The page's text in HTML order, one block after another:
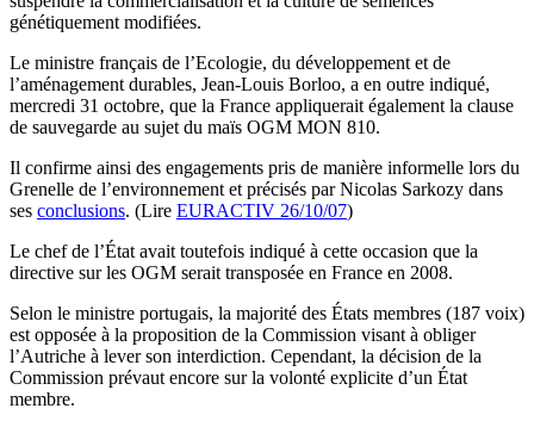
génétiquement modifiées.
Le ministre français de l’Ecologie, du développement et de
l’aménagement durables, Jean-Louis Borloo, a en outre indiqué,
mercredi 31 octobre, que la France appliquerait également la clause
de sauvegarde au sujet du maïs OGM MON 810.
Il confirme ainsi des engagements pris de manière informelle lors du
Grenelle de l’environnement et précisés par Nicolas Sarkozy dans
ses conclusions. (Lire EURACTIV 26/10/07)
Le chef de l’État avait toutefois indiqué à cette occasion que la
directive sur les OGM serait transposée en France en 2008.
Selon le ministre portugais, la majorité des États membres (187 voix)
est opposée à la proposition de la Commission visant à obliger
l’Autriche à lever son interdiction. Cependant, la décision de la
Commission prévaut encore sur la volonté explicite d’un État
membre.